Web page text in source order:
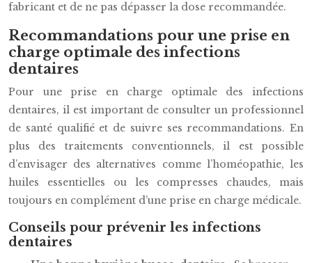
fabricant et de ne pas dépasser la dose recommandée.
Recommandations pour une prise en
charge optimale des infections
dentaires
Pour une prise en charge optimale des infections
dentaires, il est important de consulter un professionnel
de santé qualifié et de suivre ses recommandations. En
plus des traitements conventionnels, il est possible
d’envisager des alternatives comme l’homéopathie, les
huiles essentielles ou les compresses chaudes, mais
toujours en complément d’une prise en charge médicale.
Conseils pour prévenir les infections
dentaires